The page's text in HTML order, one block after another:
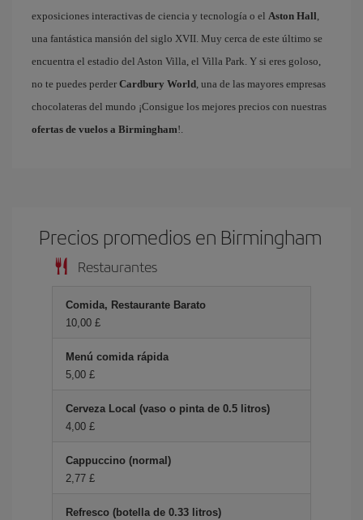
exposiciones interactivas de ciencia y tecnología o el Aston Hall,
una fantástica mansión del siglo XVII. Muy cerca de este último se
encuentra el estadio del Aston Villa, el Villa Park. Y si eres goloso,
no te puedes perder Cardbury World, una de las mayores empresas
chocolateras del mundo ¡Consigue los mejores precios con nuestras
ofertas de vuelos a Birmingham!.
Precios promedios en Birmingham
Restaurantes
Comida, Restaurante Barato
10,00 £
Menú comida rápida
5,00 £
Cerveza Local (vaso o pinta de 0.5 litros)
4,00 £
Cappuccino (normal)
2,77 £
Refresco (botella de 0.33 litros)